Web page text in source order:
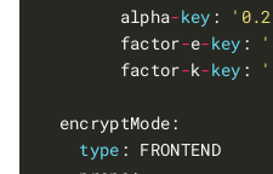
        alpha
-key :
        factor
-e-key :
        factor
-k-key :
type
: FRONTEND